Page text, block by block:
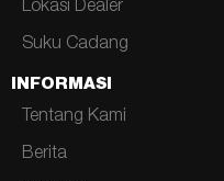
Lokasi Dealer
Suku Cadang
INFORMASI
Tentang Kami
Berita